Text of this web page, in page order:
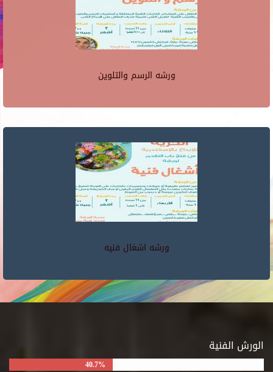
ورشه الرسم والتلوين
ورشه اشغال فنيه
الورش الفنية
40.7%